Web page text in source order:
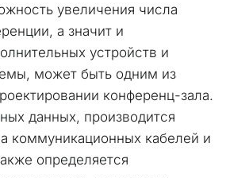
увеличения числа
а значит и
устройств и
может быть одним из
конференц-зала.
данных, производится
коммуникационных кабелей и
определяется